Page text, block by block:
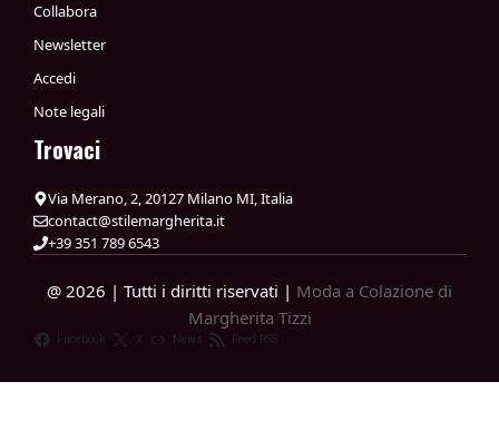
Collabora
Newsletter
Accedi
Note legali
Trovaci
Via Merano, 2, 20127 Milano MI, Italia
contact@stilemargherita.it
+39 351 789 6543
@ 2026 | Tutti i diritti riservati | Moda a Colazione di
Margherita Tizzi
Facebook X News Feed RSS